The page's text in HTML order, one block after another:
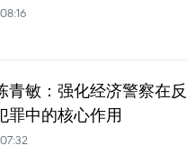
青敏：强化经济警察在反
罪中的核心作用